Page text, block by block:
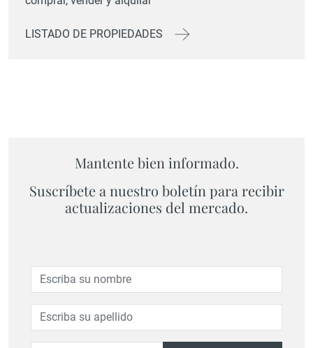
LISTADO DE PROPIEDADES
Mantente bien informado.
Suscríbete a nuestro boletín para recibir
actualizaciones del mercado.